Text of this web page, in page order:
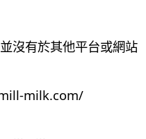
沒有於其他平台或網站
milk.com/